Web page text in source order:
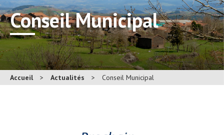
Conseil Municipal
Accueil > Actualités > Conseil Municipal